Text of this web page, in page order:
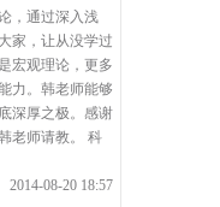
，通过深入浅
家，让从没学过
宏观理论，更多
力。韩老师能够
深厚之极。感谢
老师请教。 科
2014-08-20 18:57